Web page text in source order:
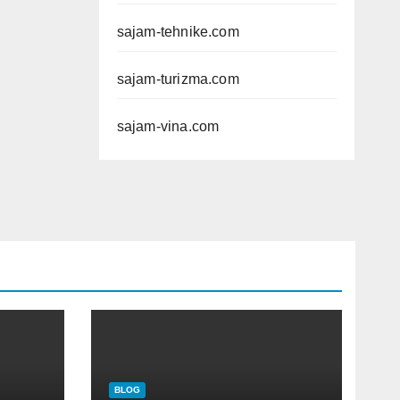
sajam-tehnike.com
sajam-turizma.com
sajam-vina.com
BLOG